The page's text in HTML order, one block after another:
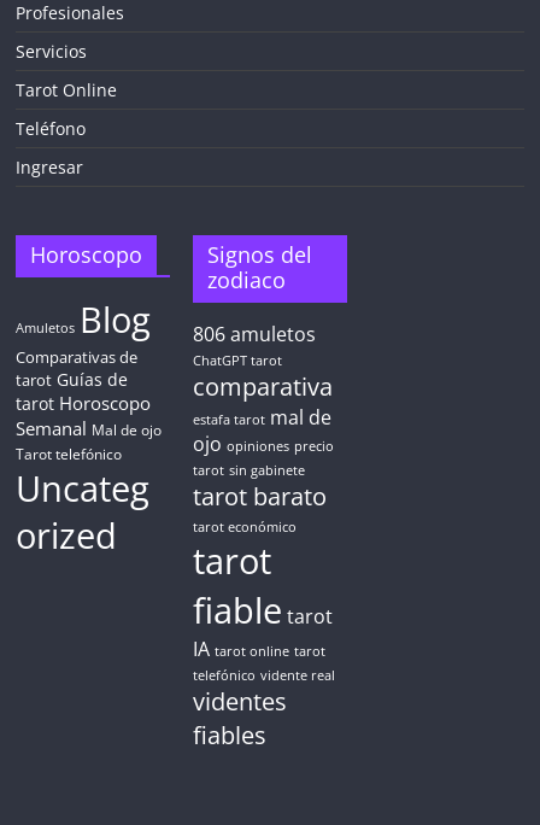
Profesionales
Servicios
Tarot Online
Teléfono
Ingresar
Horoscopo
Amuletos Blog
Comparativas de
tarot Guías de
tarot Horoscopo
Semanal Mal de ojo
Tarot telefónico
Uncateg
orized
Signos del
zodiaco
806amuletos
ChatGPT tarot
comparativa
estafa tarot mal de
ojo opiniones precio
tarot sin gabinete
tarot barato
tarot económico
tarot
fiable tarot
IA tarot online tarot
telefónico vidente real
videntes
fiables